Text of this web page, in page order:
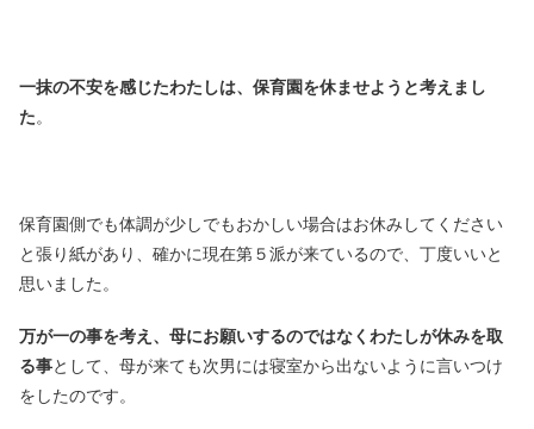
一抹の不安を感じたわたしは、保育園を休ませようと考えまし
た。
保育園側でも体調が少しでもおかしい場合はお休みしてください
と張り紙があり、確かに現在第５派が来ているので、丁度いいと
思いました。
万が一の事を考え、母にお願いするのではなくわたしが休みを取
る事として、母が来ても次男には寝室から出ないように言いつけ
をしたのです。